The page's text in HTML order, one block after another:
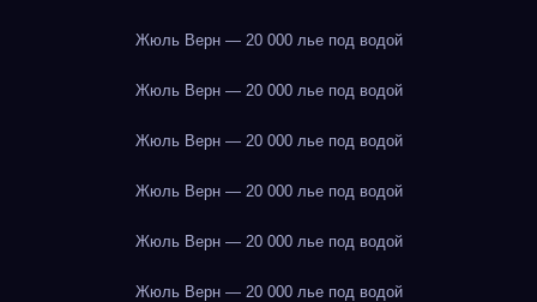
Жюль Верн — 20 000 лье под водой
Жюль Верн — 20 000 лье под водой
Жюль Верн — 20 000 лье под водой
Жюль Верн — 20 000 лье под водой
Жюль Верн — 20 000 лье под водой
Жюль Верн — 20 000 лье под водой